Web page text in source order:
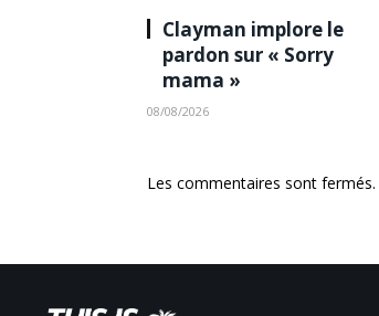
Clayman implore le
pardon sur « Sorry
mama »
08/08/2026
Les commentaires sont fermés.